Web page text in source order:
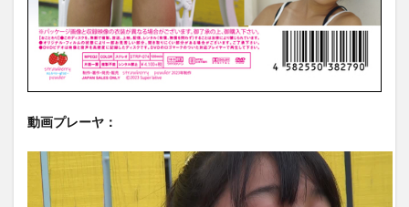
動画プレーヤ：